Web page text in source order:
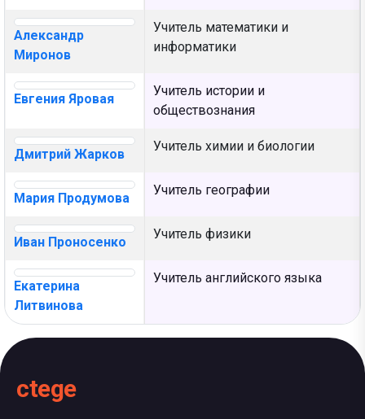
Александр
Миронов
Учитель математики и
информатики
Евгения Яровая
Учитель истории и
обществознания
Дмитрий Жарков
Учитель химии и биологии
Мария Продумова
Учитель географии
Иван Проносенко
Учитель физики
Екатерина
Литвинова
Учитель английского языка
ctege